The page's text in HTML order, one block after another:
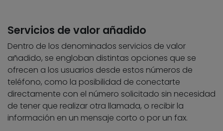
Servicios de valor añadido
Dentro de los denominados servicios de valor
añadido, se engloban distintas opciones que se
ofrecen a los usuarios desde estos números de
teléfono, como la posibilidad de conectarte
directamente con el número solicitado sin necesidad
de tener que realizar otra llamada, o recibir la
información en un mensaje corto o por un fax.